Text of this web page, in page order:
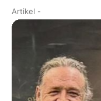
Artikel -